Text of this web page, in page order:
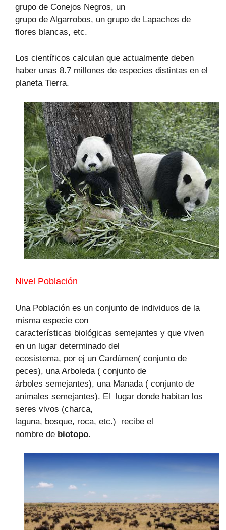
grupo de Conejos Negros, un
grupo de Algarrobos, un grupo de Lapachos de
flores blancas, etc.
Los científicos calculan que actualmente deben
haber unas 8.7 millones de especies distintas en el
planeta Tierra.
Nivel Población
Una Población es un conjunto de individuos de la
misma especie con
características biológicas semejantes y que viven
en un lugar determinado del
ecosistema, por ej un Cardúmen( conjunto de
peces), una Arboleda ( conjunto de
árboles semejantes), una Manada ( conjunto de
animales semejantes). El
lugar donde habitan los
seres vivos (charca,
laguna, bosque, roca, etc.)
recibe el
nombre de biotopo.